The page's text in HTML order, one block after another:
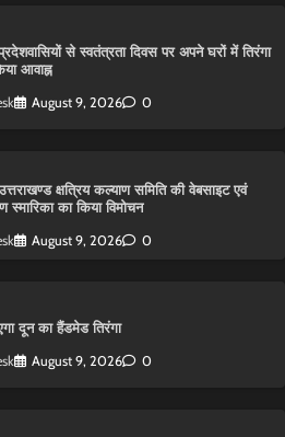
से स्वतंत्रता दिवस पर अपने घरों में तिरंगा
आवाह्न
August 9, 2026 0
क्षत्रिय कल्याण समिति की वेबसाइट एवं
स्मारिका का किया विमोचन
August 9, 2026 0
दून का हैंडमेड तिरंगा
August 9, 2026 0